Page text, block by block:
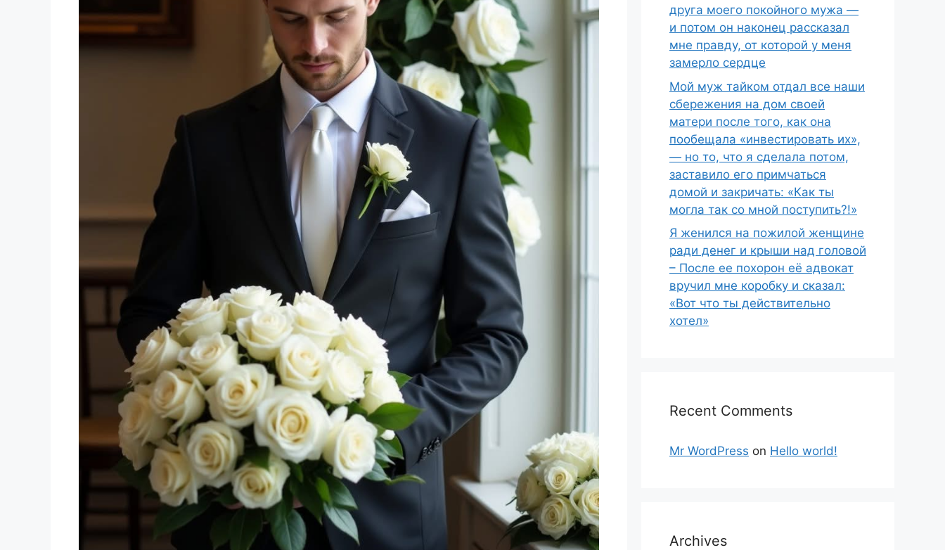
друга моего покойного мужа —
и потом он наконец рассказал
мне правду, от которой у меня
замерло сердце
Мой муж тайком отдал все наши
сбережения на дом своей
матери после того, как она
пообещала «инвестировать их»,
— но то, что я сделала потом,
заставило его примчаться
домой и закричать: «Как ты
могла так со мной поступить?!»
Я женился на пожилой женщине
ради денег и крыши над головой
– После ее похорон её адвокат
вручил мне коробку и сказал:
«Вот что ты действительно
хотел»
Recent Comments
Mr WordPress on Hello world!
Archives